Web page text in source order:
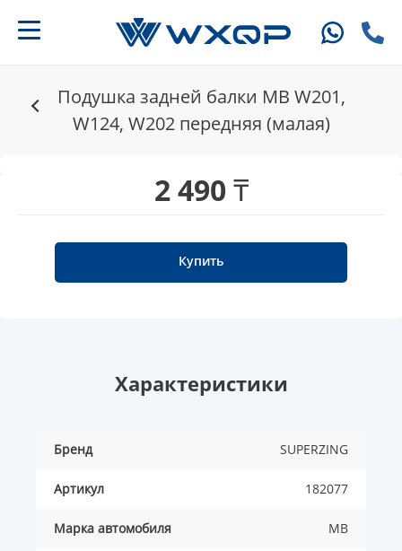
Подушка задней балки MB W201,
W124, W202 передняя (малая)
2 490 ₸
Купить
Характеристики
Бренд SUPERZING
Артикул 182077
Марка автомобиля MB